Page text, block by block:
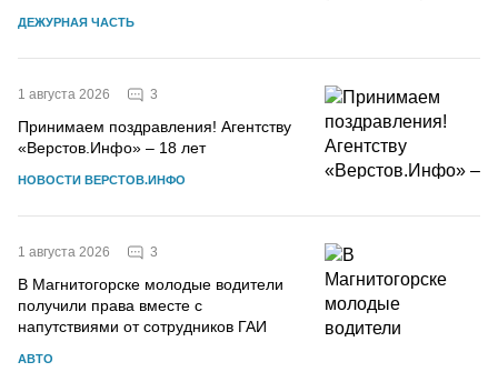
ДЕЖУРНАЯ ЧАСТЬ
1 августа 2026 3
Принимаем поздравления! Агентству
«Верстов.Инфо» – 18 лет
НОВОСТИ ВЕРСТОВ.ИНФО
1 августа 2026 3
В Магнитогорске молодые водители
получили права вместе с
напутствиями от сотрудников ГАИ
АВТО